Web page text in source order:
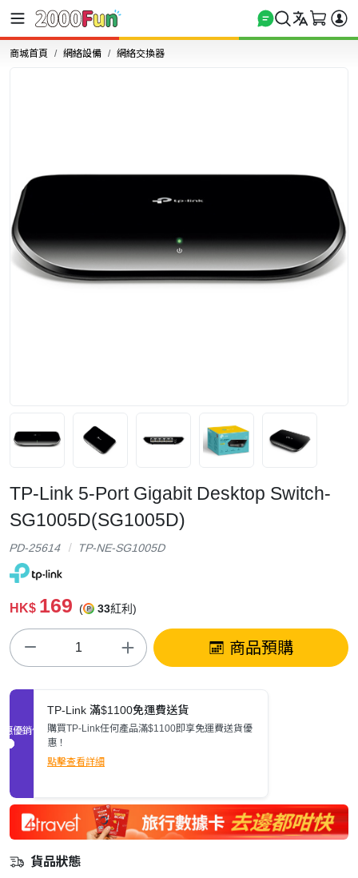
商城首頁 網絡設備 網絡交換器
TP-Link 5-Port Gigabit Desktop Switch-
SG1005D(SG1005D)
PD-25614 TP-NE-SG1005D
HK$ 169 ( 33紅利)
商品預購
促銷優惠
TP-Link 滿$1100免運費送貨
購買TP-Link任何產品滿$1100即享免運費送貨優
惠！
點擊查看詳細
貨品狀態